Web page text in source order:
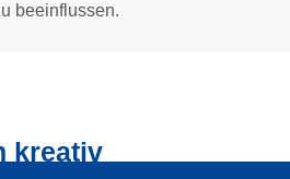
beeinflussen.
kreativ